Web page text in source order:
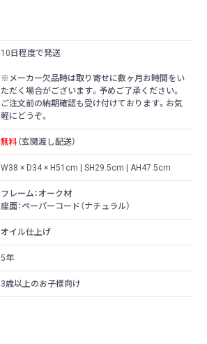
10日程度で発送
※メーカー欠品時は取り寄せに数ヶ月お時間をい
ただく場合がございます。予めご了承ください。
ご注文前の納期確認も受け付けております。お気
軽にどうぞ。
無料（玄関渡し配送）
W38 × D34 × H51cm | SH29.5cm | AH47.5cm
フレーム：オーク材
座面：ペーパーコード（ナチュラル）
オイル仕上げ
5年
3歳以上のお子様向け